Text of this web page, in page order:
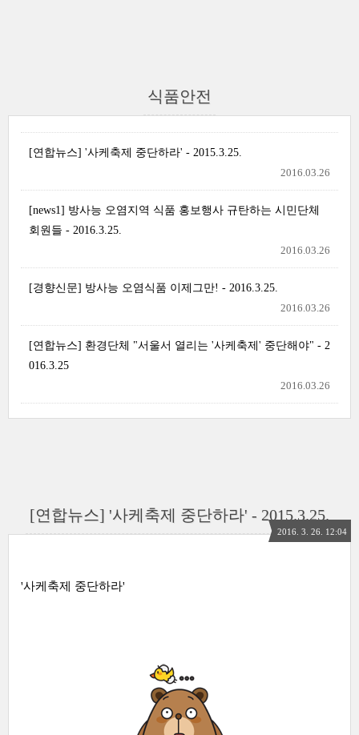
식품안전
[연합뉴스] '사케축제 중단하라' - 2015.3.25.
2016.03.26
[news1] 방사능 오염지역 식품 홍보행사 규탄하는 시민단체
회원들 - 2016.3.25.
2016.03.26
[경향신문] 방사능 오염식품 이제그만! - 2016.3.25.
2016.03.26
[연합뉴스] 환경단체 "서울서 열리는 '사케축제' 중단해야" - 2
016.3.25
2016.03.26
[연합뉴스] '사케축제 중단하라' - 2015.3.25.
2016. 3. 26. 12:04
'사케축제 중단하라'